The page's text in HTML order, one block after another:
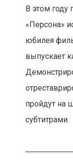
В этом году
«Персона»
юбилея
выпускает
пройдут на
субтитрами.